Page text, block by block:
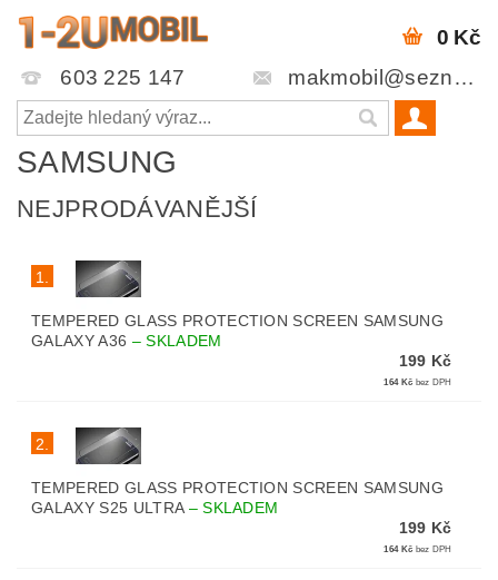
603 225 147 makmobil@seznam.cz
0 Kč
SAMSUNG
NEJPRODÁVANĚJŠÍ
1.
TEMPERED GLASS PROTECTION SCREEN SAMSUNG
GALAXY A36 –SKLADEM
199 Kč
164 Kč bez DPH
2.
TEMPERED GLASS PROTECTION SCREEN SAMSUNG
GALAXY S25 ULTRA –SKLADEM
199 Kč
164 Kč bez DPH